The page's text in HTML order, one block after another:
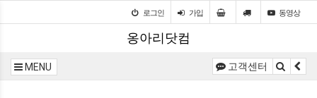
로그인 가입 동영상
옹아리닷컴
MENU 고객센터